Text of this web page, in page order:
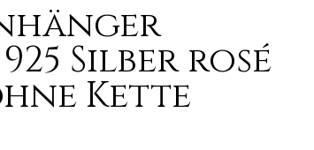
Silber rosé
Kette